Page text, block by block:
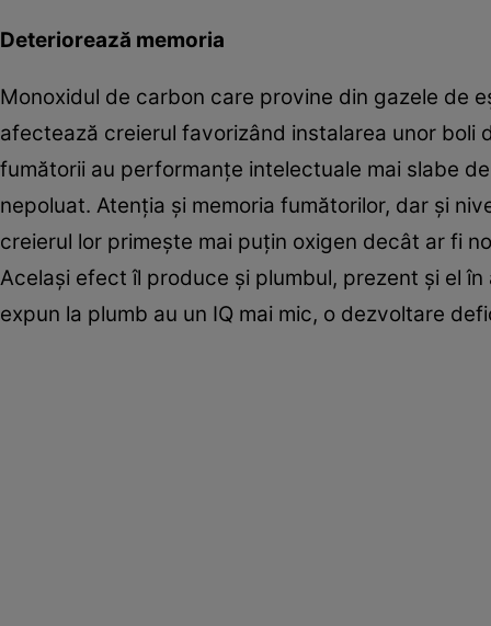
Deteriorează memoria
Monoxidul de carbon care provine din gazele de
afectează creierul favorizând instalarea unor boli
fumătorii au performanţe intelectuale mai slabe
nepoluat. Atenţia şi memoria fumătorilor, dar şi
creierul lor primeşte mai puţin oxigen decât ar fi
Acelaşi efect îl produce şi plumbul, prezent şi el
expun la plumb au un IQ mai mic, o dezvoltare